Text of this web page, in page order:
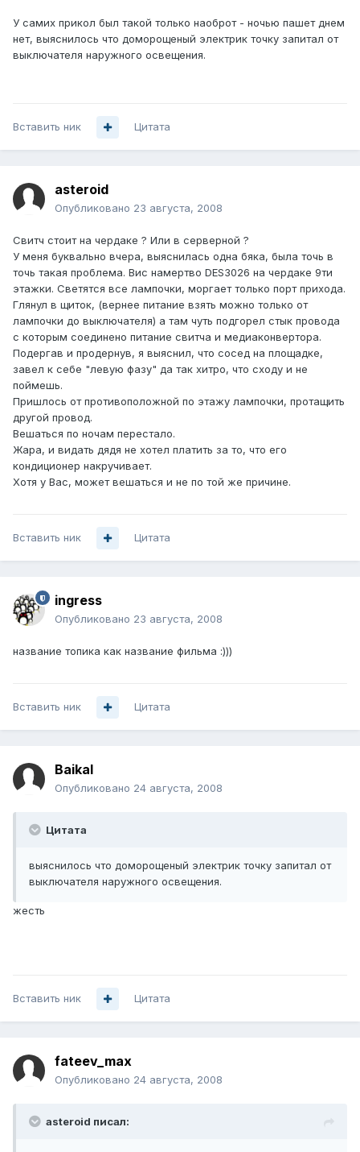
У самих прикол был такой только наоброт - ночью пашет днем
нет, выяснилось что доморощеный электрик точку запитал от
выключателя наружного освещения.
Вставить ник Цитата
asteroid
Опубликовано 23 августа, 2008
Свитч стоит на чердаке ? Или в серверной ?
У меня буквально вчера, выяснилась одна бяка, была точь в
точь такая проблема. Вис намертво DES3026 на чердаке 9ти
этажки. Светятся все лампочки, моргает только порт прихода.
Глянул в щиток, (вернее питание взять можно только от
лампочки до выключателя) а там чуть подгорел стык провода
с которым соединено питание свитча и медиаконвертора.
Подергав и продернув, я выяснил, что сосед на площадке,
завел к себе "левую фазу" да так хитро, что сходу и не
поймешь.
Пришлось от противоположной по этажу лампочки, протащить
другой провод.
Вешаться по ночам перестало.
Жара, и видать дядя не хотел платить за то, что его
кондиционер накручивает.
Хотя у Вас, может вешаться и не по той же причине.
Вставить ник Цитата
ingress
Опубликовано 23 августа, 2008
название топика как название фильма :)))
Вставить ник Цитата
Baikal
Опубликовано 24 августа, 2008
Цитата
выяснилось что доморощеный электрик точку запитал от
выключателя наружного освещения.
жесть
Вставить ник Цитата
fateev_max
Опубликовано 24 августа, 2008
asteroid писал: